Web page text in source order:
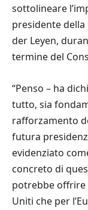
sottolineare
presidente
der Leyen,
termine del
“Penso – ha
tutto, sia
rafforzamento
futura
evidenziato
concreto di
potrebbe offrire
Uniti che per